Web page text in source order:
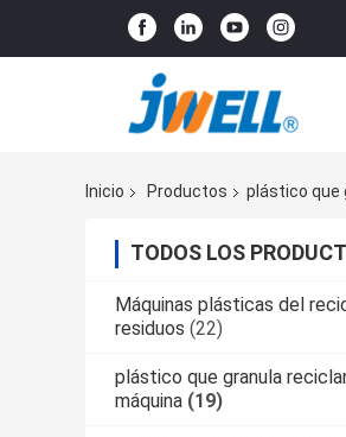
Inicio
Productos plástico que
TODOS LOS
Máquinas plásticas del
residuos (22)
plástico que granula
máquina (19)